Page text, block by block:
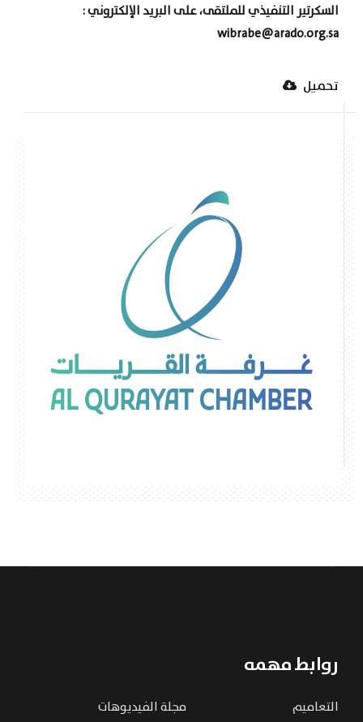
السكرتير التنفيذي للملتقى، على البريد الإلكتروني :
wibrabe@arado.org.sa
تحميل
روابط مهمه
التعاميم
مجلة الفيديوهات